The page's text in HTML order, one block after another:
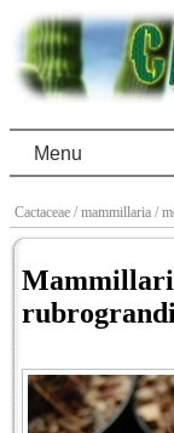
Menu
Cactaceae / mammillaria /